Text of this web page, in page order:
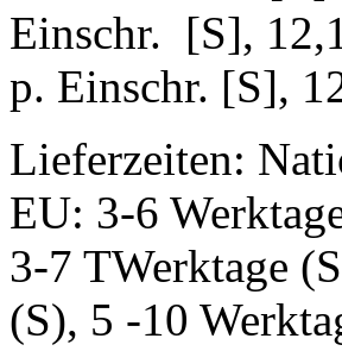
Einschr. [S],
p. Einschr. [S],
Lieferzeiten:
EU: 3-6
3-7 TWerktage
(S), 5 -10